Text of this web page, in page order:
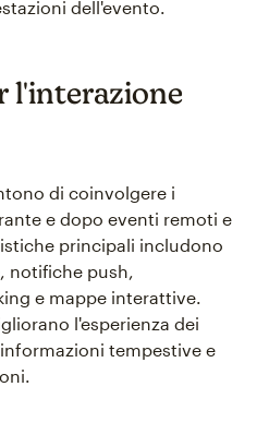
dell'evento.
l'interazione
di coinvolgere i
e dopo eventi remoti e
principali includono
notifiche push,
e mappe interattive.
l'esperienza dei
tempestive e